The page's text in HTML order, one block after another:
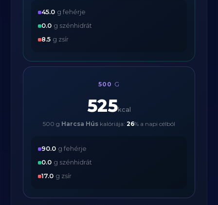
45.0 g fehérje
0.0 g szénhidrát
8.5 g zsír
500 G
525kcal
500 g Harcsa Hús kalóriája: 26% a napi célból
90.0 g fehérje
0.0 g szénhidrát
17.0 g zsír